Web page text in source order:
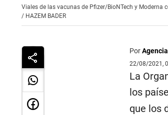
Viales de las vacunas de Pfizer/BioNTech y Moderna
/ HAZEM BADER
Por
22/08/2021,
La
los
que los